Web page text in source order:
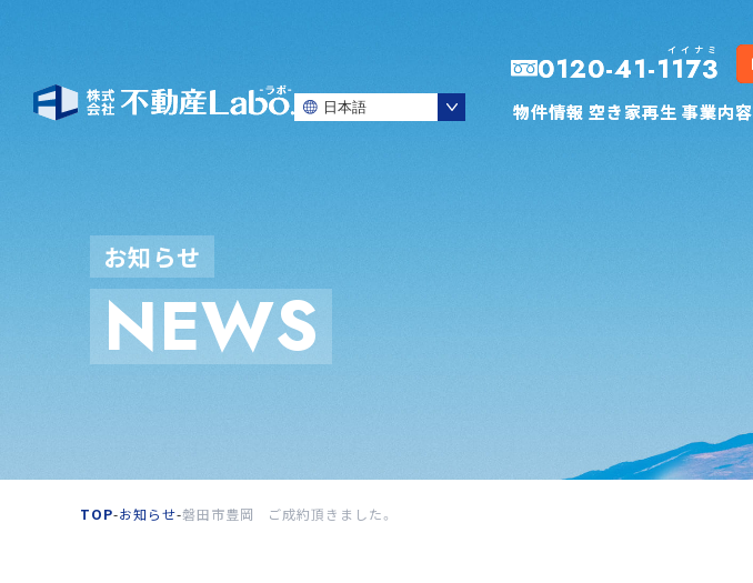
イイナミ
0120-41-1173
物件情報 空き家再生 事業内容
イイナミ
0120-41-1173
物件情報 空き家再生 事業内容
お知らせ
NEWS
TOP-お知らせ-磐田市豊岡 ご成約頂きました。